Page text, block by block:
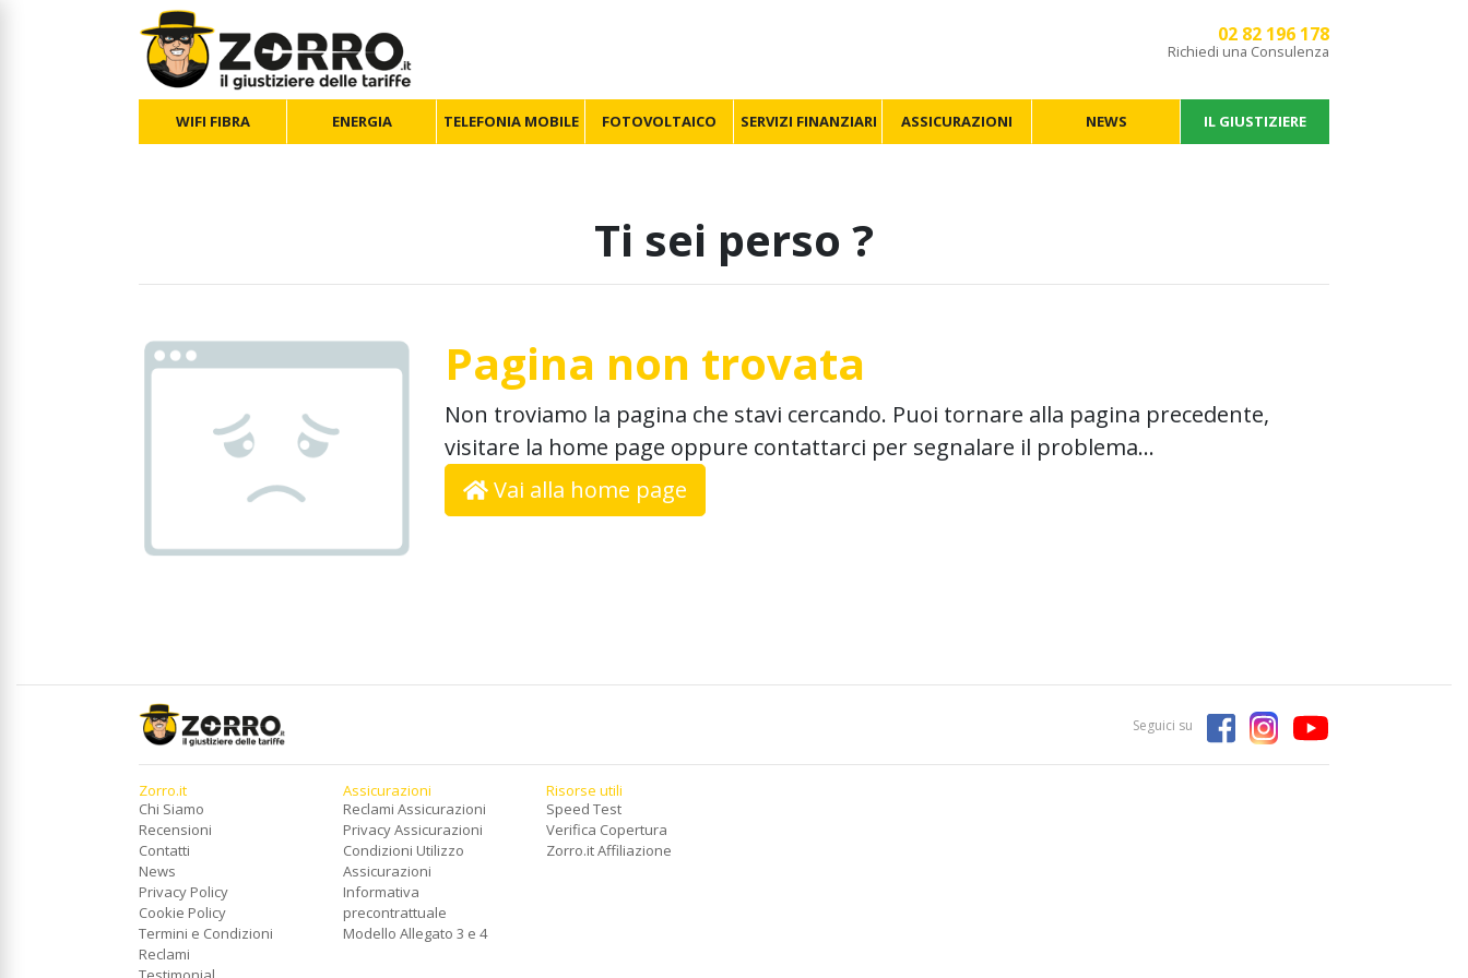
02 82 196 178
Richiedi una Consulenza
WIFI FIBRA ENERGIA TELEFONIA MOBILE FOTOVOLTAICO SERVIZI FINANZIARI ASSICURAZIONI NEWS IL GIUSTIZIERE
Ti sei perso ?
Pagina non trovata
Non troviamo la pagina che stavi cercando. Puoi tornare alla pagina precedente,
visitare la home page oppure contattarci per segnalare il problema...
Vai alla home page
Seguici su
Zorro.it
Chi Siamo
Recensioni
Contatti
News
Privacy Policy
Cookie Policy
Termini e Condizioni
Reclami
Assicurazioni
Reclami Assicurazioni
Privacy Assicurazioni
Condizioni Utilizzo
Assicurazioni
Informativa
precontrattuale
Modello Allegato 3 e 4
Risorse utili
Speed Test
Verifica Copertura
Zorro.it Affiliazione